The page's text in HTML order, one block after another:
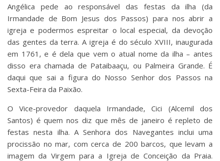
Angélica pede ao responsável das festas da ilha (da
Irmandade de Bom Jesus dos Passos) para nos abrir a
igreja e podermos espreitar o local especial, da devoção
das gentes da terra. A igreja é do século XVIII, inaugurada
em 1761, e é dela que vem o atual nome da ilha – antes
disso era chamada de Pataibaaçu, ou Palmeira Grande. É
daqui que sai a figura do Nosso Senhor dos Passos na
Sexta-Feira da Paixão.
O Vice-provedor daquela Irmandade, Cici (Alcemil dos
Santos) é quem nos diz que mês de janeiro é repleto de
festas nesta ilha. A Senhora dos Navegantes inclui uma
procissão no mar, com cerca de 200 barcos, que levam a
imagem da Virgem para a Igreja de Conceição da Praia.